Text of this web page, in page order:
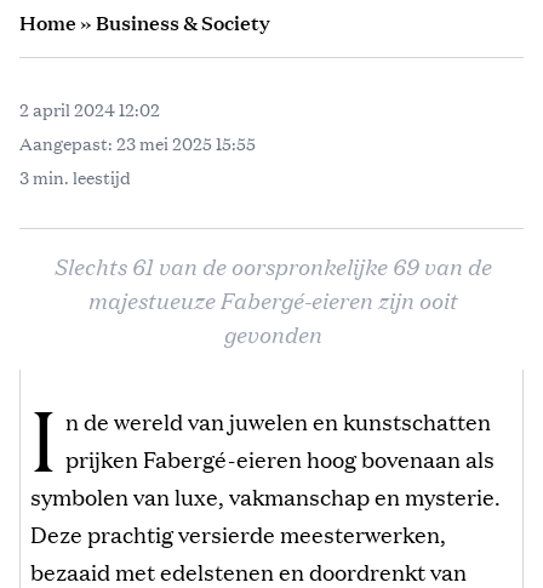
Home»Business & Society
2 april 2024 12:02
Aangepast: 23 mei 2025 15:55
3 min. leestijd
Slechts 61 van de oorspronkelijke 69 van de
majestueuze Fabergé-eieren zijn ooit
gevonden
I n de wereld van juwelen en kunstschatten
prijken Fabergé-eieren hoog bovenaan als
symbolen van luxe, vakmanschap en mysterie.
Deze prachtig versierde meesterwerken,
bezaaid met edelstenen en doordrenkt van